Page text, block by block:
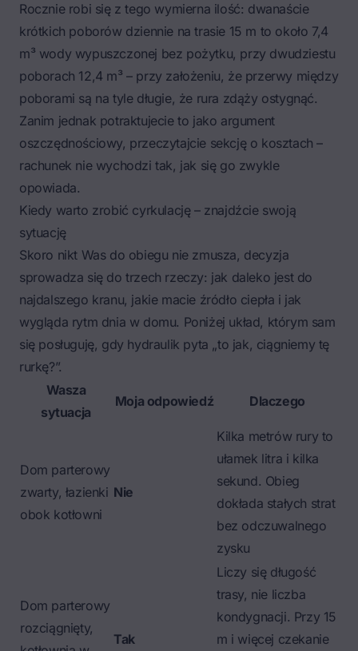
Rocznie robi się z tego wymierna ilość: dwanaście
krótkich poborów dziennie na trasie 15 m to około 7,4
m³ wody wypuszczonej bez pożytku, przy dwudziestu
poborach 12,4 m³ – przy założeniu, że przerwy między
poborami są na tyle długie, że rura zdąży ostygnąć.
Zanim jednak potraktujecie to jako argument
oszczędnościowy, przeczytajcie sekcję o kosztach –
rachunek nie wychodzi tak, jak się go zwykle
opowiada.
Kiedy warto zrobić cyrkulację – znajdźcie swoją
sytuację
Skoro nikt Was do obiegu nie zmusza, decyzja
sprowadza się do trzech rzeczy: jak daleko jest do
najdalszego kranu, jakie macie źródło ciepła i jak
wygląda rytm dnia w domu. Poniżej układ, którym sam
się posługuję, gdy hydraulik pyta „to jak, ciągniemy tę
rurkę?”.
Wasza
sytuacja
Moja odpowiedź Dlaczego
Dom parterowy
zwarty, łazienki
obok kotłowni
Nie
Kilka metrów rury to
ułamek litra i kilka
sekund. Obieg
dokłada stałych strat
bez odczuwalnego
zysku
Dom parterowy
rozciągnięty,
Tak
Liczy się długość
trasy, nie liczba
kondygnacji. Przy 15
m i więcej czekanie